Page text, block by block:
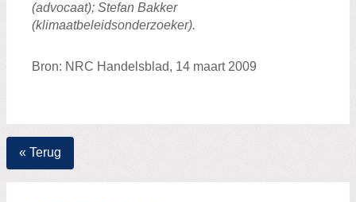
(advocaat); Stefan Bakker
(klimaatbeleidsonderzoeker).
Bron: NRC Handelsblad, 14 maart 2009
« Terug